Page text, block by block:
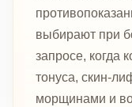
выбирают при
запросе, когда
тонуса, скин-
морщинами и